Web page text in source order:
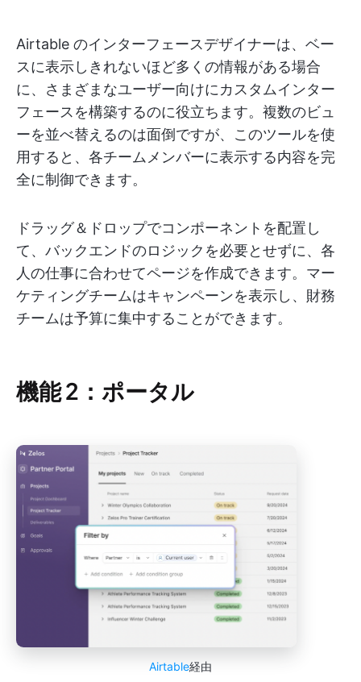
Airtable のインターフェースデザイナーは、ベー
スに表示しきれないほど多くの情報がある場合
に、さまざまなユーザー向けにカスタムインター
フェースを構築するのに役立ちます。複数のビュ
ーを並べ替えるのは面倒ですが、このツールを使
用すると、各チームメンバーに表示する内容を完
全に制御できます。
ドラッグ＆ドロップでコンポーネントを配置し
て、バックエンドのロジックを必要とせずに、各
人の仕事に合わせてページを作成できます。マー
ケティングチームはキャンペーンを表示し、財務
チームは予算に集中することができます。
機能 2：ポータル
Airtable経由